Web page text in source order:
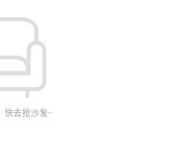
快去抢沙发~